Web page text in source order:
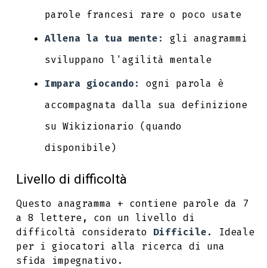
parole francesi rare o poco usate
Allena la tua mente:
gli anagrammi
sviluppano l'agilità mentale
Impara giocando:
ogni parola è
accompagnata dalla sua definizione
su Wikizionario (quando
disponibile)
Livello di difficoltà
Questo anagramma + contiene parole da 7
a 8 lettere, con un livello di
difficoltà considerato Difficile. Ideale
per i giocatori alla ricerca di una
sfida impegnativo.